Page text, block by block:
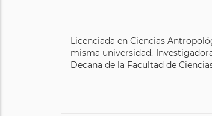
Licenciada en Ciencias
misma universidad.
Decana de la Facultad de